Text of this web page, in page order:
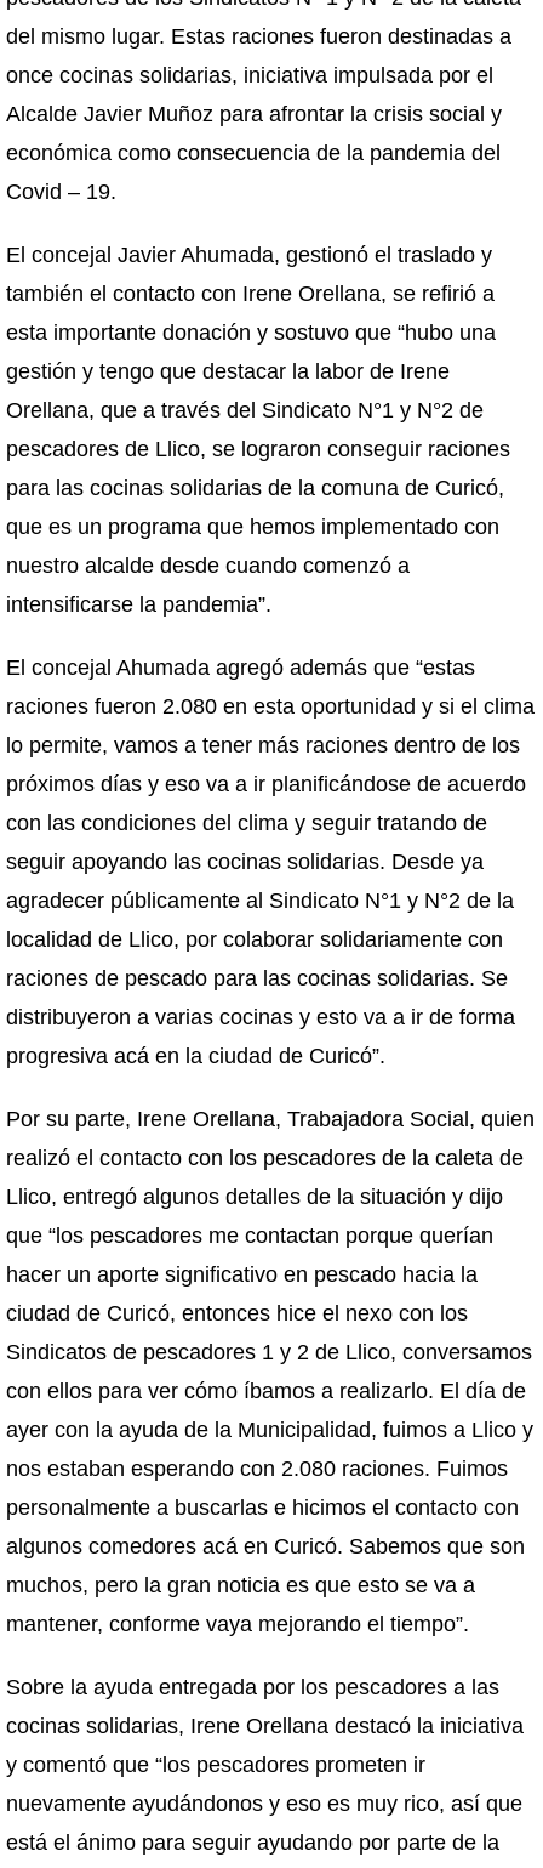
del mismo lugar. Estas raciones fueron destinadas a
once cocinas solidarias, iniciativa impulsada por el
Alcalde Javier Muñoz para afrontar la crisis social y
económica como consecuencia de la pandemia del
Covid – 19.
El concejal Javier Ahumada, gestionó el traslado y
también el contacto con Irene Orellana, se refirió a
esta importante donación y sostuvo que “hubo una
gestión y tengo que destacar la labor de Irene
Orellana, que a través del Sindicato N°1 y N°2 de
pescadores de Llico, se lograron conseguir raciones
para las cocinas solidarias de la comuna de Curicó,
que es un programa que hemos implementado con
nuestro alcalde desde cuando comenzó a
intensificarse la pandemia”.
El concejal Ahumada agregó además que “estas
raciones fueron 2.080 en esta oportunidad y si el clima
lo permite, vamos a tener más raciones dentro de los
próximos días y eso va a ir planificándose de acuerdo
con las condiciones del clima y seguir tratando de
seguir apoyando las cocinas solidarias. Desde ya
agradecer públicamente al Sindicato N°1 y N°2 de la
localidad de Llico, por colaborar solidariamente con
raciones de pescado para las cocinas solidarias. Se
distribuyeron a varias cocinas y esto va a ir de forma
progresiva acá en la ciudad de Curicó”.
Por su parte, Irene Orellana, Trabajadora Social, quien
realizó el contacto con los pescadores de la caleta de
Llico, entregó algunos detalles de la situación y dijo
que “los pescadores me contactan porque querían
hacer un aporte significativo en pescado hacia la
ciudad de Curicó, entonces hice el nexo con los
Sindicatos de pescadores 1 y 2 de Llico, conversamos
con ellos para ver cómo íbamos a realizarlo. El día de
ayer con la ayuda de la Municipalidad, fuimos a Llico y
nos estaban esperando con 2.080 raciones. Fuimos
personalmente a buscarlas e hicimos el contacto con
algunos comedores acá en Curicó. Sabemos que son
muchos, pero la gran noticia es que esto se va a
mantener, conforme vaya mejorando el tiempo”.
Sobre la ayuda entregada por los pescadores a las
cocinas solidarias, Irene Orellana destacó la iniciativa
y comentó que “los pescadores prometen ir
nuevamente ayudándonos y eso es muy rico, así que
está el ánimo para seguir ayudando por parte de la